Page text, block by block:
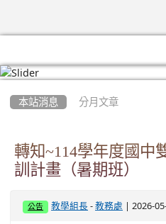
本站消息 分月文章
轉知~114學年度國中
訓計畫（暑期班）
公告 教學組長 -教務處 | 2026-